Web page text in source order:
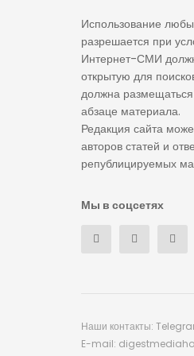
Использование
разрешается при
Интернет-СМИ
открытую для
должна
абзаце материала.
Редакция сайта
авторов статей и
републицируемых
Мы в соцсетях
Наши контакты:
E-mail: